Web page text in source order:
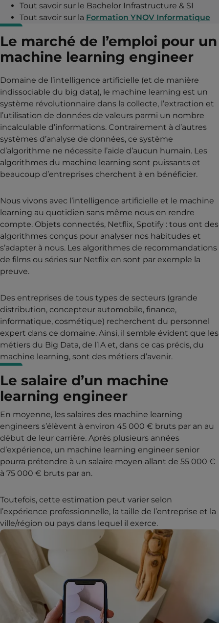
Tout savoir sur le Bachelor Infrastructure & SI
Tout savoir sur la Formation YNOV Informatique
Le marché de l’emploi pour un
machine learning engineer
Domaine de l’intelligence artificielle (et de manière
indissociable du big data), le machine learning est un
système révolutionnaire dans la collecte, l’extraction et
l’utilisation de données de valeurs parmi un nombre
incalculable d’informations. Contrairement à d’autres
systèmes d’analyse de données, ce système
d’algorithme ne nécessite l’aide d’aucun humain. Les
algorithmes du machine learning sont puissants et
beaucoup d’entreprises cherchent à en bénéficier.
Nous vivons avec l’intelligence artificielle et le machine
learning au quotidien sans même nous en rendre
compte. Objets connectés, Netflix, Spotify : tous ont des
algorithmes conçus pour analyser nos habitudes et
s’adapter à nous. Les algorithmes de recommandations
de films ou séries sur Netflix en sont par exemple la
preuve.
Des entreprises de tous types de secteurs (grande
distribution, concepteur automobile, finance,
informatique, cosmétique) recherchent du personnel
expert dans ce domaine. Ainsi, il semble évident que les
métiers du Big Data, de l’IA et, dans ce cas précis, du
machine learning, sont des métiers d’avenir.
Le salaire d’un machine
learning engineer
En moyenne, les salaires des machine learning
engineers s’élèvent à environ 45 000 € bruts par an au
début de leur carrière. Après plusieurs années
d’expérience, un machine learning engineer senior
pourra prétendre à un salaire moyen allant de 55 000 €
à 75 000 € bruts par an.
Toutefois, cette estimation peut varier selon
l’expérience professionnelle, la taille de l’entreprise et la
ville/région ou pays dans lequel il exerce.